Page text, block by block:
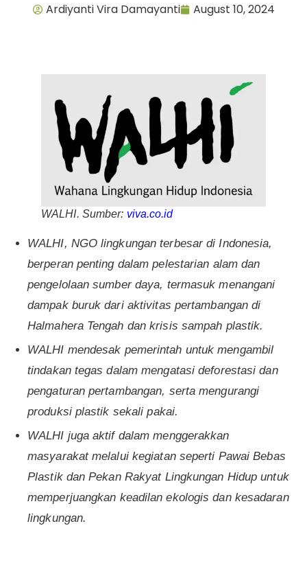
Ardiyanti Vira Damayanti August 10, 2024
WALHI. Sumber: viva.co.id
WALHI, NGO lingkungan terbesar di Indonesia,
berperan penting dalam pelestarian alam dan
pengelolaan sumber daya, termasuk menangani
dampak buruk dari aktivitas pertambangan di
Halmahera Tengah dan krisis sampah plastik.
WALHI mendesak pemerintah untuk mengambil
tindakan tegas dalam mengatasi deforestasi dan
pengaturan pertambangan, serta mengurangi
produksi plastik sekali pakai.
WALHI juga aktif dalam menggerakkan
masyarakat melalui kegiatan seperti Pawai Bebas
Plastik dan Pekan Rakyat Lingkungan Hidup untuk
memperjuangkan keadilan ekologis dan kesadaran
lingkungan.